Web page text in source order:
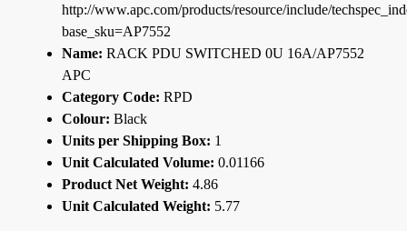
http://www.apc.com/products/resource/include/
base_sku=AP7552
Name: RACK PDU SWITCHED 0U 16A/AP7552
APC
Category Code: RPD
Colour: Black
Units per Shipping Box: 1
Unit Calculated Volume: 0.01166
Product Net Weight: 4.86
Unit Calculated Weight: 5.77